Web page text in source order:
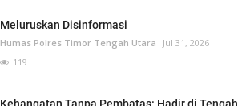
Meluruskan Disinformasi
Humas Polres Timor Tengah Utara
Jul 31, 2026
119